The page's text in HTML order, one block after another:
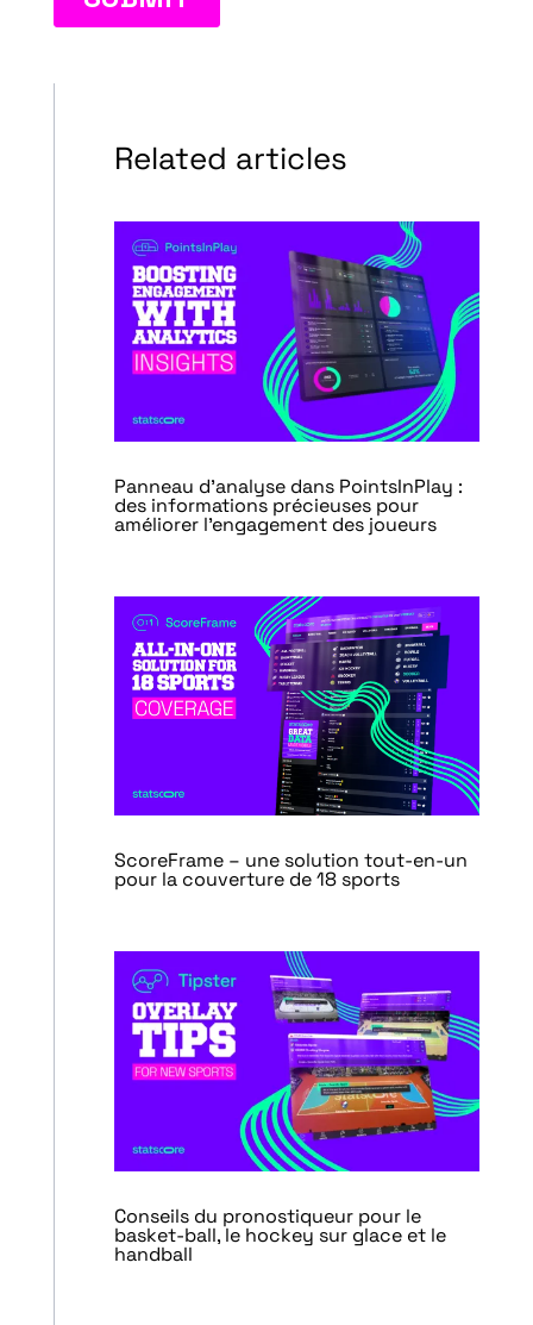
Related articles
Panneau d’analyse dans PointsInPlay :
des informations précieuses pour
améliorer l’engagement des joueurs
ScoreFrame – une solution tout-en-un
pour la couverture de 18 sports
Conseils du pronostiqueur pour le
basket-ball, le hockey sur glace et le
handball